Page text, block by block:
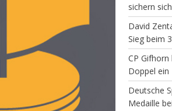
sichern
David
Sieg beim
CP
Doppel ein
Deutsche
Medaille